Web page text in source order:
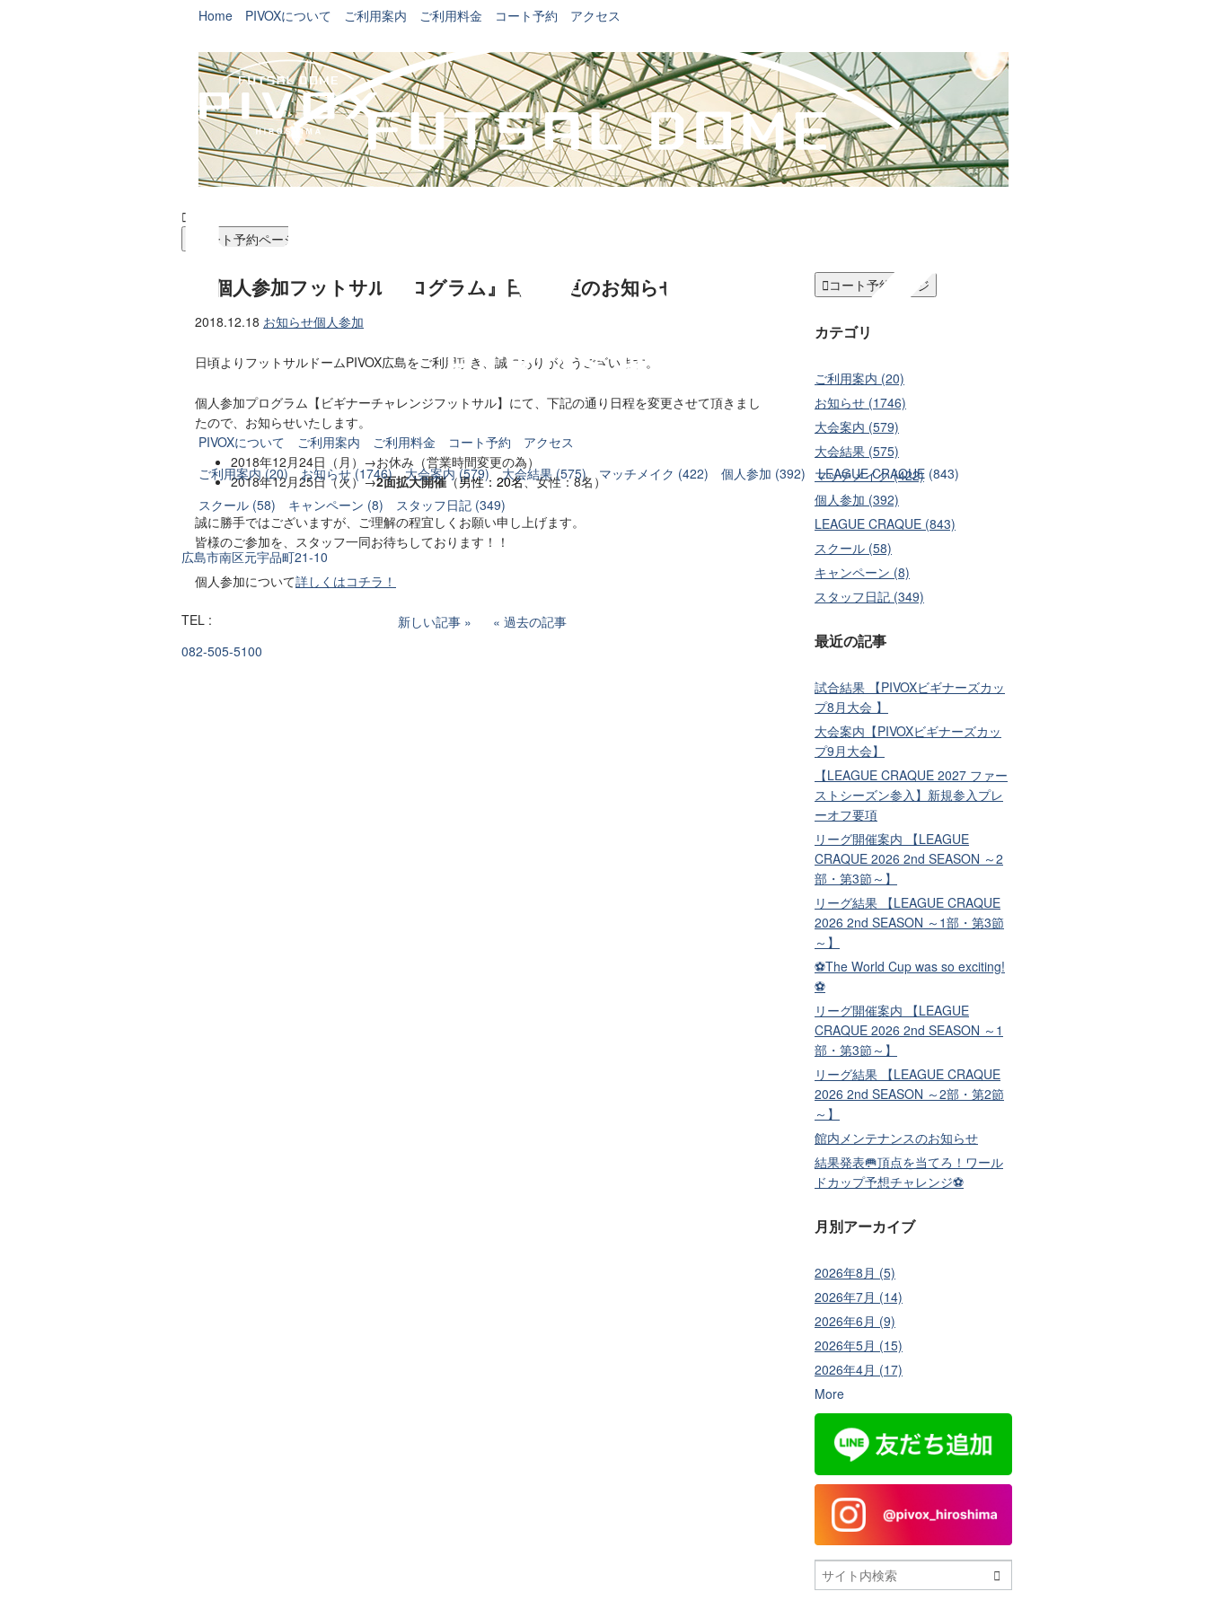

コート予約ページ
PIVOXについて ご利用案内 ご利用料金 コート予約
アクセス
ご利用案内 (20)
お知らせ (1746) 大会案内 (579) 大会結果 (575) マッチメイク (422) 個人参加 (392)
LEAGUE CRAQUE (843)
スクール (58)
キャンペーン (8) スタッフ日記 (349)
広島市南区元宇品町21-10
TEL :
082-505-5100
Home PIVOXについて ご利用案内 ご利用料金 コート予約 アクセス
『個人参加フットサルプログラム』日程変更のお知らせ
2018.12.18 お知らせ個人参加
日頃よりフットサルドームPIVOX広島をご利用頂き、誠にありがとうございます。
個人参加プログラム【ビギナーチャレンジフットサル】にて、下記の通り日程を変更させて頂きまし
たので、お知らせいたします。
2018年12月24日（月）→お休み（営業時間変更の為）
2018年12月25日（火）→2面拡大開催（男性：20名、女性：8名）
誠に勝手ではございますが、ご理解の程宜しくお願い申し上げます。
皆様のご参加を、スタッフ一同お待ちしております！！
個人参加について詳しくはコチラ！
新しい記事 過去の記事
コート予約ページ
カテゴリ
ご利用案内 (20)
お知らせ (1746)
大会案内 (579)
大会結果 (575)
マッチメイク (422)
個人参加 (392)
LEAGUE CRAQUE (843)
スクール (58)
キャンペーン (8)
スタッフ日記 (349)
最近の記事
試合結果 【PIVOXビギナーズカッ
プ8月大会 】
大会案内【PIVOXビギナーズカッ
プ9月大会】
【LEAGUE CRAQUE 2027 ファー
ストシーズン参入】新規参入プレ
ーオフ要項
リーグ開催案内 【LEAGUE
CRAQUE 2026 2nd SEASON ～2
部・第3節～】
リーグ結果 【LEAGUE CRAQUE
2026 2nd SEASON ～1部・第3節
～】
⚽The World Cup was so exciting!
⚽
リーグ開催案内 【LEAGUE
CRAQUE 2026 2nd SEASON ～1
部・第3節～】
リーグ結果 【LEAGUE CRAQUE
2026 2nd SEASON ～2部・第2節
～】
館内メンテナンスのお知らせ
結果発表🥅頂点を当てろ！ワール
ドカップ予想チャレンジ⚽
月別アーカイブ
2026年8月 (5)
2026年7月 (14)
2026年6月 (9)
2026年5月 (15)
2026年4月 (17)
More
